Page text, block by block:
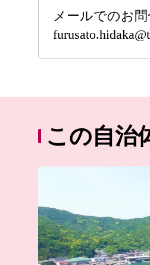
メールでのお問
この自治